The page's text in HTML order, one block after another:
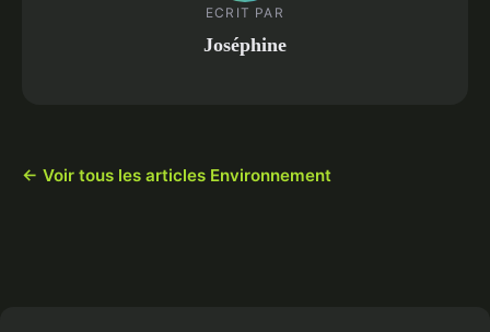
ECRIT PAR
Joséphine
← Voir tous les articles Environnement